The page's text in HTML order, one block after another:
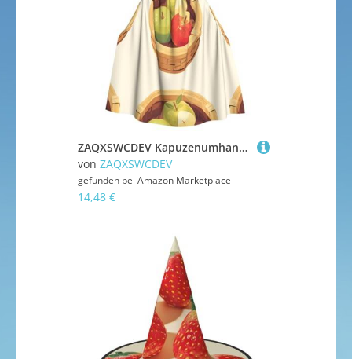
ZAQXSWCDEV Kapuzenumhang mit lebendigen Früchten – Allover-Druck-Design, Polyester-Material, bequem und langlebig, perfekt für Halloween, Cosplay und mehr
von ZAQXSWCDEV
gefunden bei Amazon Marketplace
14,48 €